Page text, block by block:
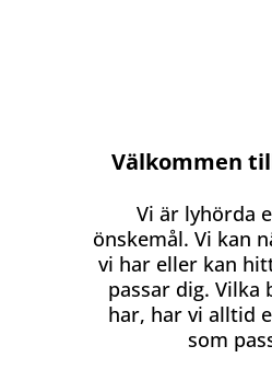
Välkommen
Vi är lyhörda
önskemål. Vi kan
vi har eller kan
passar dig. Vilka
har, har vi alltid
som